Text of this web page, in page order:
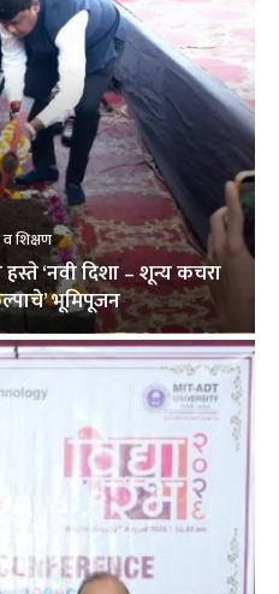
शिक्षण
‘नवी दिशा – शून्य कचरा
भूमिपूजन